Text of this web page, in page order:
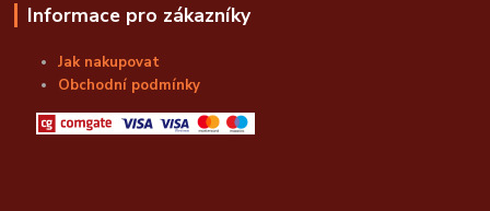
Informace pro zákazníky
Jak nakupovat
Obchodní podmínky